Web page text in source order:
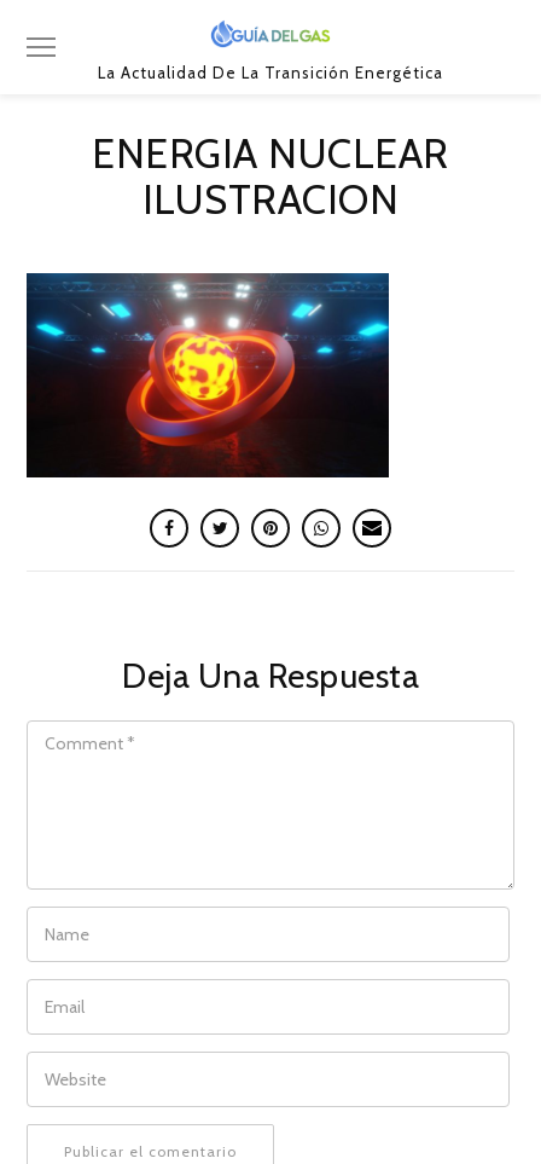
La Actualidad De La Transición Energética
ENERGIA NUCLEAR
ILUSTRACION
Deja Una Respuesta
COMMENT
NAME
EMAIL
WEBSITE